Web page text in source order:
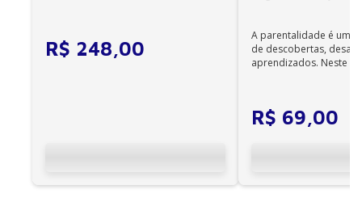
R$ 248,00
A parentalidade é uma
de descobertas,
aprendizados. Neste
R$ 69,00